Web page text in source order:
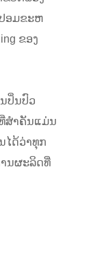
ອມຂະຫ
ຂອງ
ປິ່ນປົວ
ສໍາຄັນແມ່ນ
ໄດ້ວ່າທຸກ
ນຜະລິດທີ່